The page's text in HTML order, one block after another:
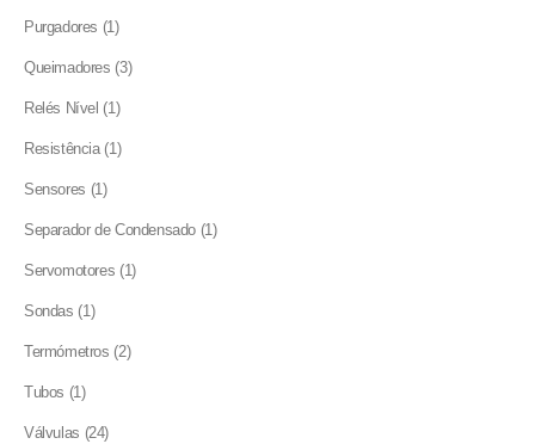
Purgadores 11
Queimadores 33
Relés Nível
11
Resistência 11
Sensores 11
Separador de Condensado 11
Servomotores 11
Sondas 11
Termómetros 22
Tubos 11
Válvulas 2424